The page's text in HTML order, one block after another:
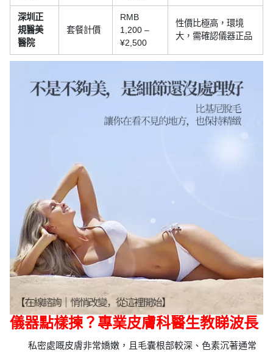
深圳正
規醫美
醫院
套餐計價
RMB
1,200 –
¥2,500
性價比極高，環境
大，需確認儀器正品
儀器點樣揀？專業皮膚科醫生教睇波長
私密處嘅皮膚非常嬌嫩，且毛囊根部較深、色素沉著通常